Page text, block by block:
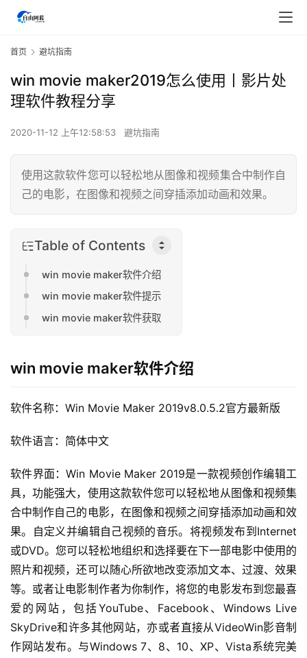
首页 避坑指南
win movie maker2019怎么使用丨影片处
理软件教程分享
2020-11-12 上午12:58:53 避坑指南
使用这款软件您可以轻松地从图像和视频集合中制作自
己的电影，在图像和视频之间穿插添加动画和效果。
Table of Contents
win movie maker软件介绍
win movie maker软件提示
win movie maker软件获取
win movie maker软件介绍
软件名称：Win Movie Maker 2019v8.0.5.2官方最新版
软件语言：简体中文
软件界面：Win Movie Maker 2019是一款视频创作编辑工
具，功能强大，使用这款软件您可以轻松地从图像和视频集
合中制作自己的电影，在图像和视频之间穿插添加动画和效
果。自定义并编辑自己视频的音乐。将视频发布到Internet
或DVD。您可以轻松地组织和选择要在下一部电影中使用的
照片和视频，还可以随心所欲地改变添加文本、过渡、效果
等。或者让电影制作者为你制作，将您的电影发布到您最喜
爱的网站，包括YouTube、Facebook、Windows Live
SkyDrive和许多其他网站，亦或者直接从VideoWin影音制
作网站发布。与Windows 7、8、10、XP、Vista系统完美